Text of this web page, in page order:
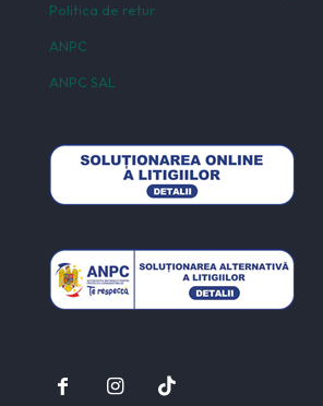
Politica de retur
ANPC
ANPC SAL